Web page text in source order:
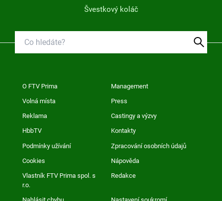
Švestkový koláč
O FTV Prima Management
Volná místa Press
Reklama Castingy a výzvy
HbbTV Kontakty
Podmínky užívání Zpracování osobních údajů
Cookies Nápověda
Vlastník FTV Prima spol. s
r.o.
Redakce